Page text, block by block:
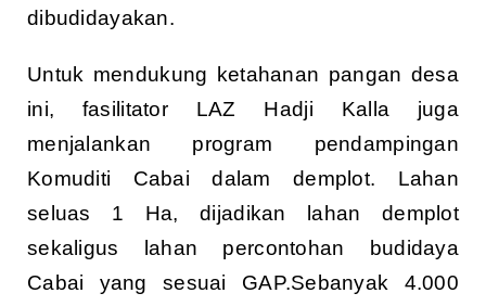
dibudidayakan.
Untuk mendukung ketahanan pangan desa
ini, fasilitator LAZ Hadji Kalla juga
menjalankan program pendampingan
Komuditi Cabai dalam demplot. Lahan
seluas 1 Ha, dijadikan lahan demplot
sekaligus lahan percontohan budidaya
Cabai yang sesuai GAP.Sebanyak 4.000